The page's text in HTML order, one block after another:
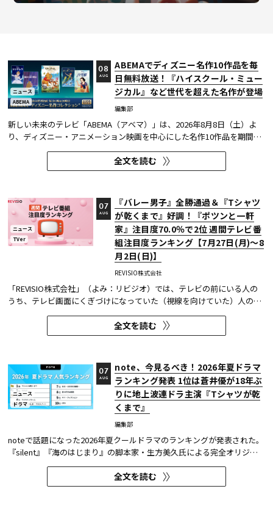
ニュース
ABEMA
ABEMAでディズニー名作10作品を毎
日無料放送！『ハイスクール・ミュー
ジカル』など世代を超えた名作が登場
編集部
08
AUG
新しい未来のテレビ「ABEMA（アベマ）」は、2026年8月8日（土）よ
り、ディズニー・アニメーション映画を中心にした名作10作品を期間限
定で無料放送することを決定した。
全文を読む
ニュース
TVer
『バレー男子』全勝通過＆『Tシャツ
が乾くまで』好調！『ポツンと一軒
家』注目度70.0％で2位 週間テレビ番
組注目度ランキング【7月27日(月)～8
月2日(日)】
REVISIO株式会社
07
AUG
「REVISIO株式会社」（よみ：リビジオ）では、テレビの前にいる人の
うち、テレビ画面にくぎづけになっていた（視線を向けていた）人の割
合がわかる「注目度」を用いて、「個人全体」ならびにREVISIOで定義
した「コア視聴層（男女13歳～49歳）」のテレビ番組ランキングを公開
している。
全文を読む
ニュース
ドラマ
note、今見るべき！2026年夏ドラマ
ランキング発表 1位は蒼井優が18年ぶ
りに地上波連ドラ主演『Tシャツが乾
くまで』
編集部
07
AUG
noteで話題になった2026年夏クールドラマのランキングが発表された。
『silent』『海のはじまり』の脚本家・生方美久氏による完全オリジナ
ル作品で、蒼井優が18年ぶりに地上波連続ドラマの主演を務めた『Tシ
ャツが乾くまで』が第1位に輝いた。 また今回、Netflixの『ガス人間』
が3位にランクイン。春クールの『九条の大罪』に続き、2クール...
全文を読む